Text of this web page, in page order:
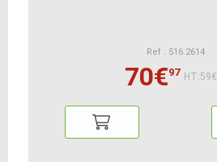
Ref : 516.2614
70€97 HT:59€